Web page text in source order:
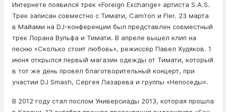
Интернете появился трек «Foreign Exchange» артиста S.A.S.
Трек записан совместно с Тимати, Cam’ron и Fler. 23 марта
в Майами на DJ-конференции был представлен совместный
трек Лорана Вульфа и Тимати. В апреле вышел клип на
песню «Сколько стоит любовь», режиссёр Павел Худяков. 1
июня открылся первый магазин одежды от Тимати, который
в тот же день провёл благотворительный концерт, при
участии DJ Smash, Сергея Лазарева и группы «Непоседы».
В 2012 году стал послом Универсиады 2013, которая прошла